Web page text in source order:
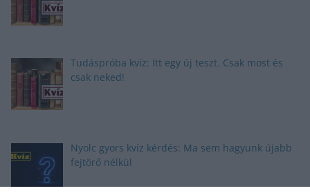
Tudáspróba kvíz: Itt egy új teszt. Csak most és
csak neked!
Nyolc gyors kvíz kérdés: Ma sem hagyunk újabb
fejtörő nélkül